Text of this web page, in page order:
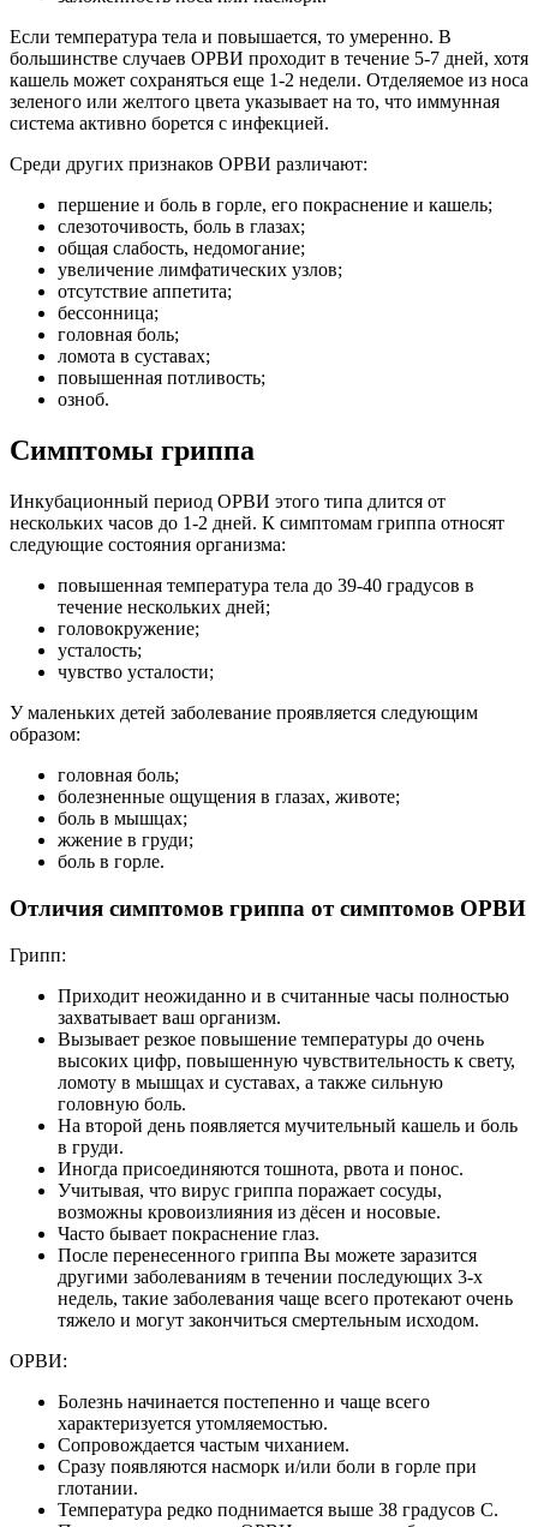
Если температура тела и повышается, то умеренно. В
большинстве случаев ОРВИ проходит в течение 5-7 дней, хотя
кашель может сохраняться еще 1-2 недели. Отделяемое из носа
зеленого или желтого цвета указывает на то, что иммунная
система активно борется с инфекцией.
Среди других признаков ОРВИ различают:
першение и боль в горле, его покраснение и кашель;
слезоточивость, боль в глазах;
общая слабость, недомогание;
увеличение лимфатических узлов;
отсутствие аппетита;
бессонница;
головная боль;
ломота в суставах;
повышенная потливость;
озноб.
Симптомы гриппа
Инкубационный период ОРВИ этого типа длится от
нескольких часов до 1-2 дней. К симптомам гриппа относят
следующие состояния организма:
повышенная температура тела до 39-40 градусов в
течение нескольких дней;
головокружение;
усталость;
чувство усталости;
У маленьких детей заболевание проявляется следующим
образом:
головная боль;
болезненные ощущения в глазах, животе;
боль в мышцах;
жжение в груди;
боль в горле.
Отличия симптомов гриппа от симптомов ОРВИ
Грипп:
Приходит неожиданно и в считанные часы полностью
захватывает ваш организм.
Вызывает резкое повышение температуры до очень
высоких цифр, повышенную чувствительность к свету,
ломоту в мышцах и суставах, а также сильную
головную боль.
На второй день появляется мучительный кашель и боль
в груди.
Иногда присоединяются тошнота, рвота и понос.
Учитывая, что вирус гриппа поражает сосуды,
возможны кровоизлияния из дёсен и носовые.
Часто бывает покраснение глаз.
После перенесенного гриппа Вы можете заразится
другими заболеваниям в течении последующих 3-х
недель, такие заболевания чаще всего протекают очень
тяжело и могут закончиться смертельным исходом.
ОРВИ:
Болезнь начинается постепенно и чаще всего
характеризуется утомляемостью.
Сопровождается частым чиханием.
Сразу появляются насморк и/или боли в горле при
глотании.
Температура редко поднимается выше 38 градусов С.